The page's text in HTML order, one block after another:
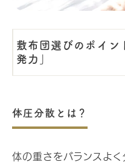
敷布団選びのポイン
発力」
体圧分散 とは？
体の重さをバランスよ